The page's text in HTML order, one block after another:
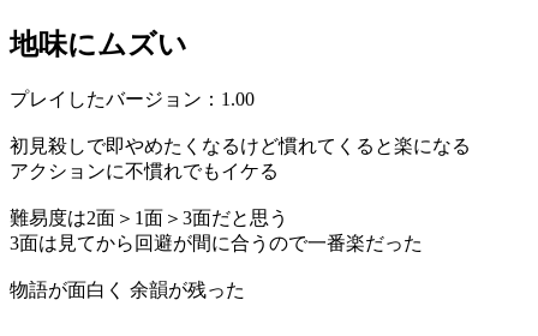
地味にムズい
プレイしたバージョン：1.00
初見殺しで即やめたくなるけど慣れてくると楽になる
アクションに不慣れでもイケる
難易度は2面＞1面＞3面だと思う
3面は見てから回避が間に合うので一番楽だった
物語が面白く 余韻が残った